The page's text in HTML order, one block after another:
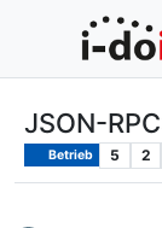
JSON-
Betrieb 5 2